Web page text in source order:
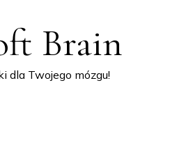
Brain
dla Twojego mózgu!